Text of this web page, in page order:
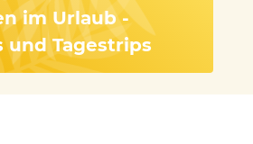
im Urlaub -
und Tagestrips